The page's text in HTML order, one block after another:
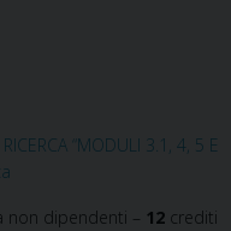
“MODULI 3.1, 4, 5 E
non dipendenti – 12 crediti